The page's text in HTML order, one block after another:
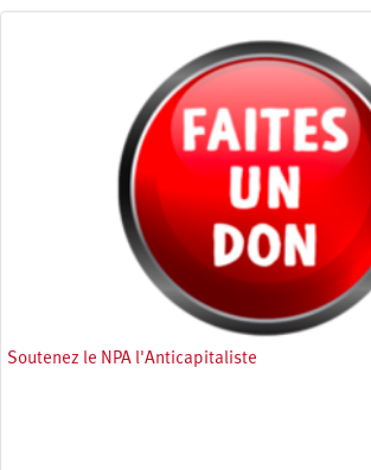
Soutenez le NPA l'Anticapitaliste